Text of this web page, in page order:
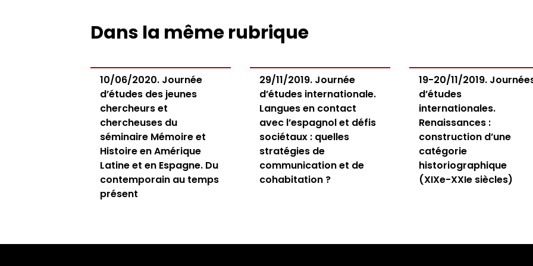
Dans la même rubrique
10/06/2020. Journée
d’études des jeunes
chercheurs et
chercheuses du
séminaire Mémoire et
Histoire en Amérique
Latine et en Espagne. Du
contemporain au temps
présent
29/11/2019. Journée
d’études internationale.
Langues en contact
avec l’espagnol et défis
sociétaux : quelles
stratégies de
communication et de
cohabitation ?
19-20/11/2019.
d’études
internationales.
Renaissances :
construction d’une
catégorie
historiographique
(XIXe-XXIe siècles)